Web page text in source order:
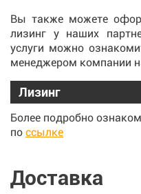
Вы также можете
лизинг у наших
услуги можно
менеджером компании
Лизинг
Более подробно
по ссылке
Доставка